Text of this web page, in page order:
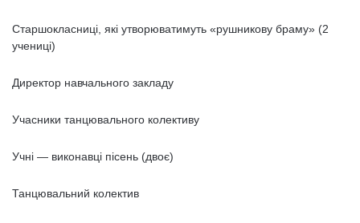
Старшокласниці, які утворюватимуть «рушникову браму» (2
учениці)
Директор навчального закладу
Учасники танцювального колективу
Учні — виконавці пісень (двоє)
Танцювальний колектив